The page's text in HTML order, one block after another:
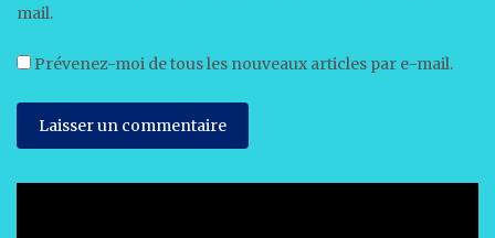
mail.
Prévenez-moi de tous les nouveaux articles par e-mail.